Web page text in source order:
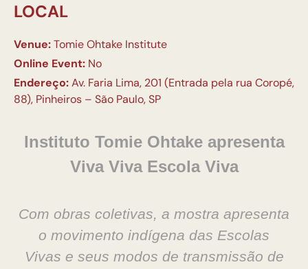
LOCAL
Venue:Tomie Ohtake Institute
Online Event: No
Endereço:Av. Faria Lima, 201 (Entrada pela rua Coropé,
88), Pinheiros – São Paulo, SP
Instituto Tomie Ohtake apresenta
Viva Viva Escola Viva
Com obras coletivas, a mostra apresenta
o movimento indígena das Escolas
Vivas e seus modos de transmissão de